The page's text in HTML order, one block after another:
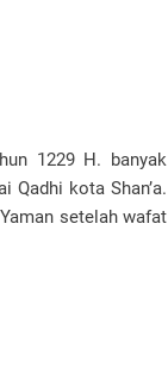
1229 H. banyak
Qadhi kota Shan’a.
setelah wafat